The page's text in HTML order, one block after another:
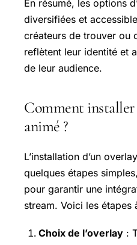
En résumé, les options
diversifiées et
créateurs de trouver ou
reflètent leur identité et
de leur audience.
Comment
animé ?
L’installation d’un
quelques étapes
pour garantir une
stream. Voici les étapes
Choix de l’overlay :